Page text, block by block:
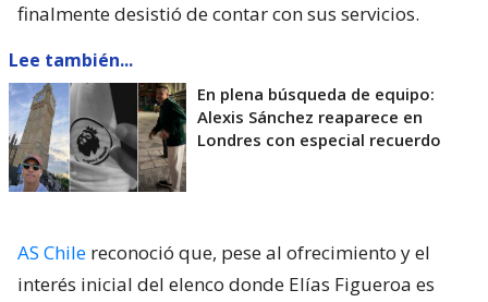
finalmente desistió de contar con sus servicios.
Lee también...
En plena búsqueda de equipo:
Alexis Sánchez reaparece en
Londres con especial recuerdo
AS Chile reconoció que, pese al ofrecimiento y el
interés inicial del elenco donde Elías Figueroa es